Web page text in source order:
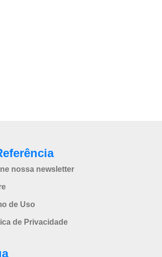
nossa newsletter
de Uso
de Privacidade